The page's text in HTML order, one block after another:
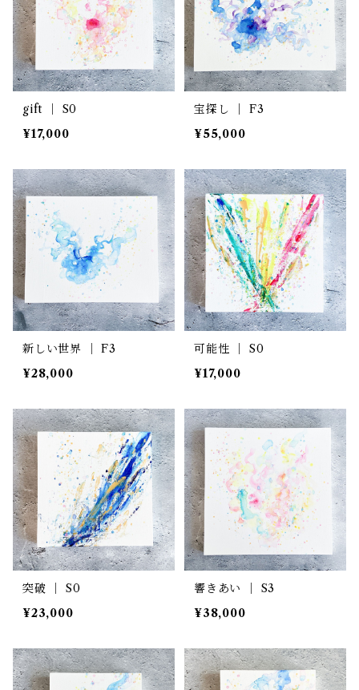
gift ｜ S0
¥17,000
宝探し ｜ F3
¥55,000
新しい世界 ｜ F3
¥28,000
可能性 ｜ S0
¥17,000
突破 ｜ S0
¥23,000
響きあい ｜ S3
¥38,000